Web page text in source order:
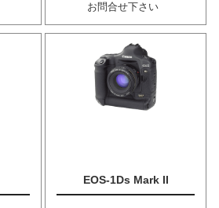
お問合せ下さい
EOS-1Ds Mark II